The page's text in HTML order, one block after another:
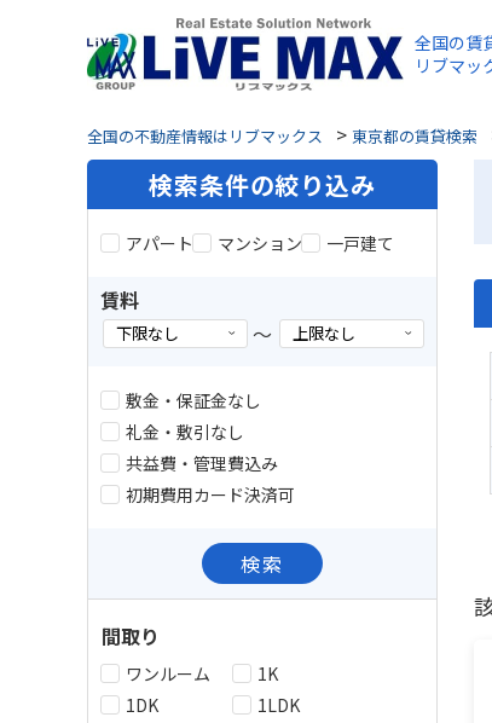
全国の賃
リブマッ
全国の不動産情報はリブマックス > 東京都の賃貸検索
検索条件の絞り込み
アパート マンション 一戸建て
賃料
～
敷金・保証金なし
礼金・敷引なし
共益費・管理費込み
初期費用カード決済可
検索
間取り
ワンルーム
1K
1DK
1LDK